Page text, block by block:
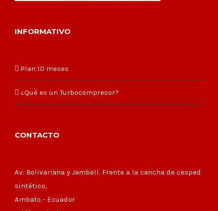
INFORMATIVO
Plan 10 meses
¿Qué es un Turbocompresor?
CONTACTO
Av. Bolivariana y Jambelí. Frente a la cancha de cesped
sintético,
Ambato - Ecuador